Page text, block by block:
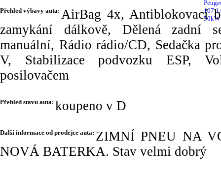
Přehled výbavy auta: AirBag 4x, Antiblokovací
zamykání dálkově, Dělená zadní
manuální, Rádio rádio/CD, Sedačka
V, Stabilizace podvozku ESP,
posilovačem
Přehled stavu auta: koupeno v D
Další informace od prodejce auta: ZIMNÍ PNEU NA
NOVÁ BATERKA. Stav velmi dobrý